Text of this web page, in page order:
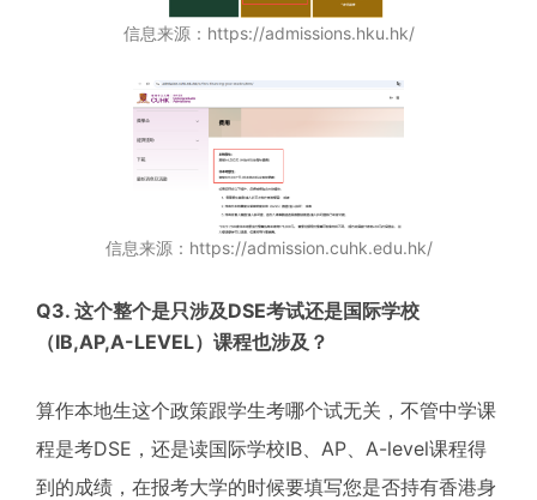
信息来源：https://admissions.hku.hk/
信息来源：https://admission.cuhk.edu.hk/
Q3. 这个整个是只涉及DSE考试还是国际学校
（IB,AP,A-LEVEL）课程也涉及？
算作本地生这个政策跟学生考哪个试无关，不管中学课
程是考DSE，还是读国际学校IB、AP、A-level课程得
到的成绩，在报考大学的时候要填写您是否持有香港身